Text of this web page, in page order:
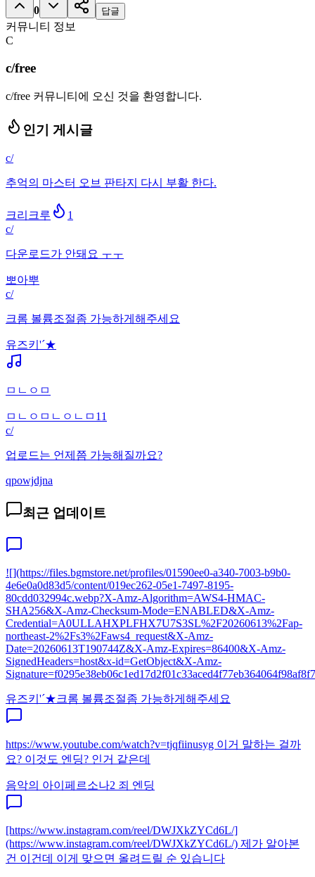
0 답글
커뮤니티 정보
C
c/free
c/free 커뮤니티에 오신 것을 환영합니다.
인기 게시글
c/
추억의 마스터 오브 판타지 다시 부활 한다.
크리크루
1
c/
다운로드가 안돼요 ㅜㅜ
뽀아뿌
c/
크롬 볼륨조절좀 가능하게해주세요
유즈키'´★
ㅁㄴㅇㅁ
ㅁㄴㅇㅁㄴㅇㄴㅁ11
c/
업로드는 언제쯤 가능해질까요?
qpowjdjna
최근 업데이트
![](https://files.bgmstore.net/profiles/01590ee0-a340-7003-b9b0-
4e6e0a0d83d5/content/019ec262-05e1-7497-8195-
80cdd032994c.webp?X-Amz-Algorithm=AWS4-HMAC-
SHA256&X-Amz-Checksum-Mode=ENABLED&X-Amz-
Credential=A0ULLAHXPLFHX7U7S3SL%2F20260613%2Fap-
northeast-2%2Fs3%2Faws4_request&X-Amz-
Date=20260613T190744Z&X-Amz-Expires=86400&X-Amz-
SignedHeaders=host&x-id=GetObject&X-Amz-
유즈키'´★크롬 볼륨조절좀 가능하게해주세요
https://www.youtube.com/watch?v=tjqfiinusyg 이거 말하는 걸까
요? 이것도 엔딩? 인거 같은데
음악의 아이 페르소나2 죄 엔딩
[https://www.instagram.com/reel/DWJXkZYCd6L/]
(https://www.instagram.com/reel/DWJXkZYCd6L/) 제가 알아본
건 이건데 이게 맞으면 올려드릴 순 있습니다